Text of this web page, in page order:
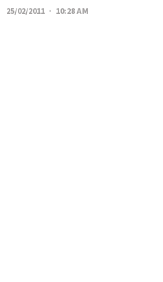
25/02/2011 · 10:28 AM